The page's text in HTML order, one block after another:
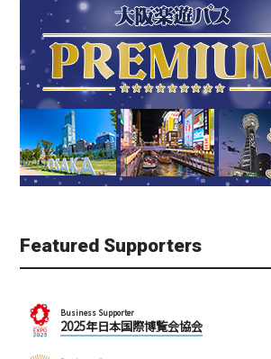
Featured Supporters
Business Supporter
2025年日本国際博覧会協会